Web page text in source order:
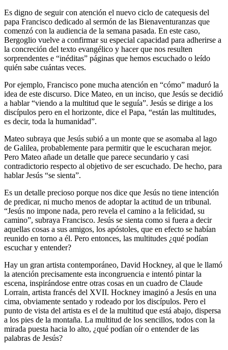
Es digno de seguir con atención el nuevo ciclo de catequesis del
papa Francisco dedicado al sermón de las Bienaventuranzas que
comenzó con la audiencia de la semana pasada. En este caso,
Bergoglio vuelve a confirmar su especial capacidad para adherirse a
la concreción del texto evangélico y hacer que nos resulten
sorprendentes e “inéditas” páginas que hemos escuchado o leído
quién sabe cuántas veces.
Por ejemplo, Francisco pone mucha atención en “cómo” maduró la
idea de este discurso. Dice Mateo, en un inciso, que Jesús se decidió
a hablar “viendo a la multitud que le seguía”. Jesús se dirige a los
discípulos pero en el horizonte, dice el Papa, “están las multitudes,
es decir, toda la humanidad”.
Mateo subraya que Jesús subió a un monte que se asomaba al lago
de Galilea, probablemente para permitir que le escucharan mejor.
Pero Mateo añade un detalle que parece secundario y casi
contradictorio respecto al objetivo de ser escuchado. De hecho, para
hablar Jesús “se sienta”.
Es un detalle precioso porque nos dice que Jesús no tiene intención
de predicar, ni mucho menos de adoptar la actitud de un tribunal.
“Jesús no impone nada, pero revela el camino a la felicidad, su
camino”, subraya Francisco. Jesús se sienta como si fuera a decir
aquellas cosas a sus amigos, los apóstoles, que en efecto se habían
reunido en torno a él. Pero entonces, las multitudes ¿qué podían
escuchar y entender?
Hay un gran artista contemporáneo, David Hockney, al que le llamó
la atención precisamente esta incongruencia e intentó pintar la
escena, inspirándose entre otras cosas en un cuadro de Claude
Lorrain, artista francés del XVII. Hockney imaginó a Jesús en una
cima, obviamente sentado y rodeado por los discípulos. Pero el
punto de vista del artista es el de la multitud que está abajo, dispersa
a los pies de la montaña. La multitud de los sencillos, todos con la
mirada puesta hacia lo alto, ¿qué podían oír o entender de las
palabras de Jesús?